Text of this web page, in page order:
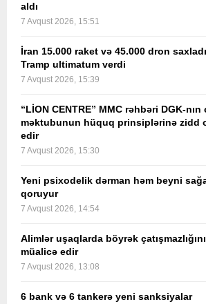
aldı
7 Avqust 2026, 15:51
İran 15.000 raket və 45.000 dron
Tramp ultimatum verdi
7 Avqust 2026, 15:39
“LİON CENTRE” MMC rəhbəri DGK-nın
məktubunun hüquq prinsiplərinə zidd
edir
7 Avqust 2026, 15:30
Yeni psixodelik dərman həm beyni
qoruyur
7 Avqust 2026, 14:54
Alimlər uşaqlarda böyrək
müalicə edir
7 Avqust 2026, 13:08
6 bank və 6 tankerə yeni sanksiyalar